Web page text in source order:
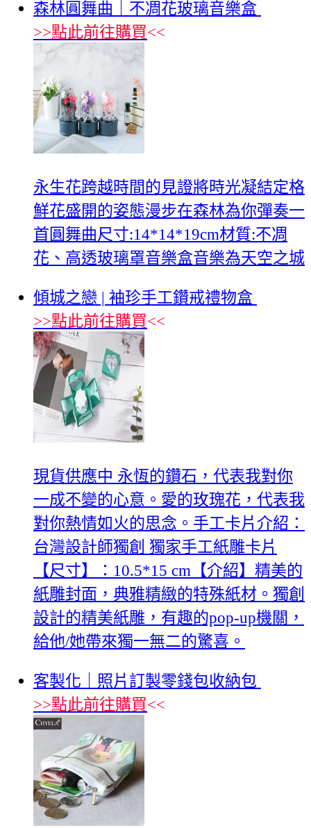
森林圓舞曲｜不凋花玻璃音樂盒
>>點此前往購買<<
永生花跨越時間的見證將時光凝結定格
鮮花盛開的姿態漫步在森林為你彈奏一
首圓舞曲尺寸:14*14*19cm材質:不凋
花、高透玻璃罩音樂盒音樂為天空之城
傾城之戀 | 袖珍手工鑽戒禮物盒
>>點此前往購買<<
現貨供應中 永恆的鑽石，代表我對你
一成不變的心意。愛的玫瑰花，代表我
對你熱情如火的思念。手工卡片介紹：
台灣設計師獨創 獨家手工紙雕卡片
【尺寸】：10.5*15 cm【介紹】精美的
紙雕封面，典雅精緻的特殊紙材。獨創
設計的精美紙雕，有趣的pop-up機關，
給他/她帶來獨一無二的驚喜。
客製化｜照片訂製零錢包收納包
>>點此前往購買<<